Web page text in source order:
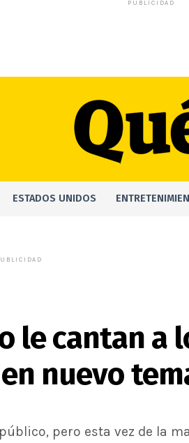
PUBLICIDAD
ESTADOS UNIDOS
le cantan a
nuevo
pero esta vez de la